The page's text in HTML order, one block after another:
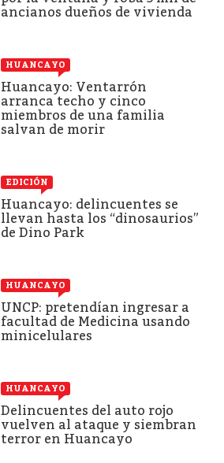
ancianos dueños de vivienda
HUANCAYO
Huancayo: Ventarrón
arranca techo y cinco
miembros de una familia
salvan de morir
EDICIÓN
Huancayo: delincuentes se
llevan hasta los “dinosaurios”
de Dino Park
HUANCAYO
UNCP: pretendían ingresar a
facultad de Medicina usando
minicelulares
HUANCAYO
Delincuentes del auto rojo
vuelven al ataque y siembran
terror en Huancayo